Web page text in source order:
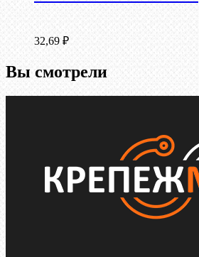
32,69 ₽
Вы смотрели